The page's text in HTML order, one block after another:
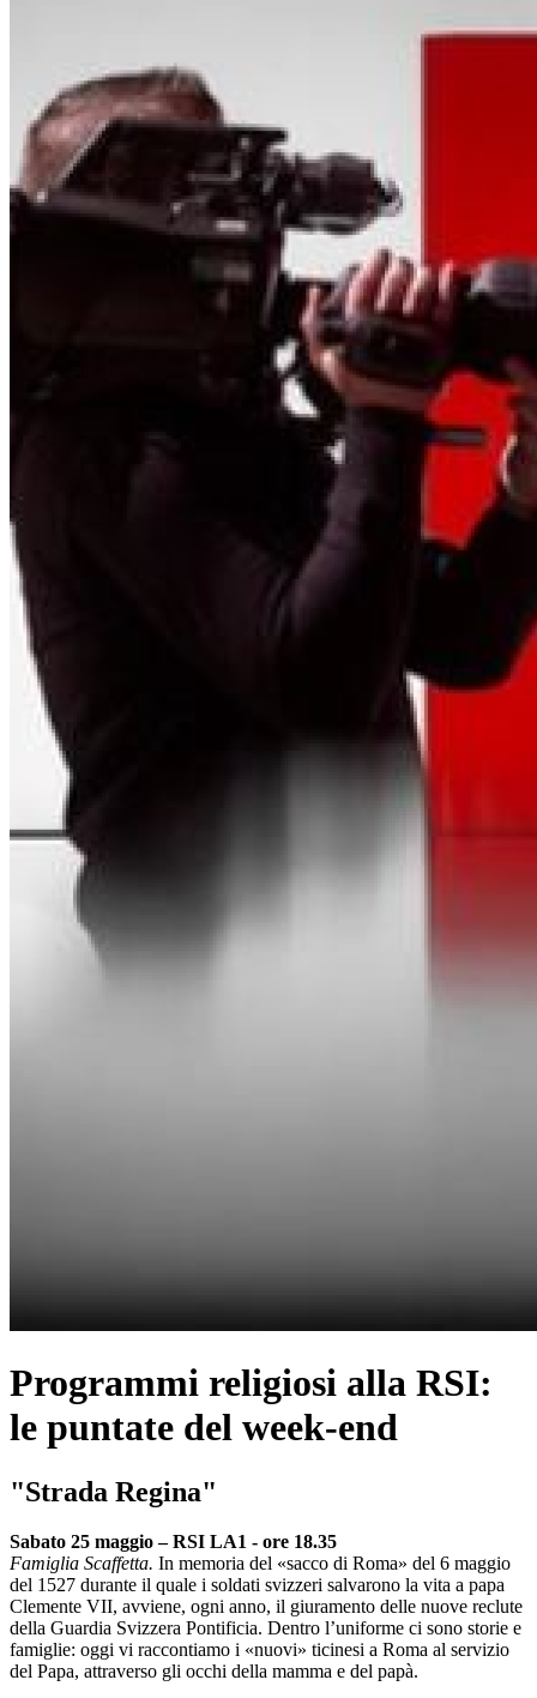
Programmi religiosi alla RSI:
le puntate del week-end
"Strada Regina"
Sabato 25 maggio – RSI LA1 - ore 18.35
Famiglia Scaffetta. In memoria del «sacco di Roma» del 6 maggio
del 1527 durante il quale i soldati svizzeri salvarono la vita a papa
Clemente VII, avviene, ogni anno, il giuramento delle nuove reclute
della Guardia Svizzera Pontificia. Dentro l’uniforme ci sono storie e
famiglie: oggi vi raccontiamo i «nuovi» ticinesi a Roma al servizio
del Papa, attraverso gli occhi della mamma e del papà.